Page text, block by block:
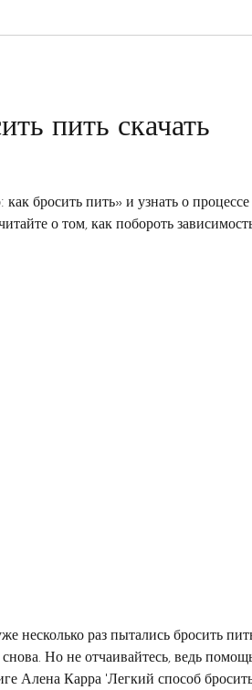
пить скачать
бросить пить» и узнать о процессе
о том, как побороть
несколько раз пытались бросить
Но не отчаивайтесь, ведь
Алена Карра 'Легкий способ